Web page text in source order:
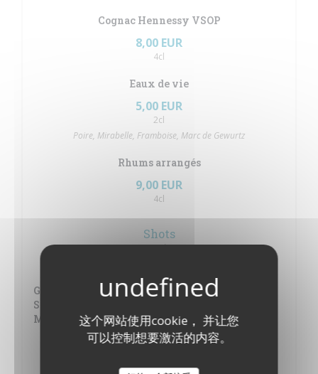
这个网站使用cookie， 并让您
可以控制想要激活的内容。
Cognac Hennessy VSOP
8,00 EUR
4cl
Eaux de vie
5,00 EUR
2cl
Poire, Mirabelle, Framboise, Marc de Gewurtz
Rhums arrangés
9,00 EUR
4cl
Shots
2Cl
Get 27, Jaeger, J&B, Jameson, Smirnoff,
Smirnoff + Sirop au Choix, Gordon, Captain
Morgan, Baileys, Mariachi
2Cl